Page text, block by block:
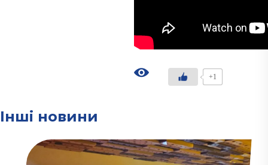
+1
Інші новини